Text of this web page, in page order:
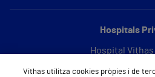
Hospitals
Hospital
Hospital Vithas
Vithas utilitza cookies pròpies i de